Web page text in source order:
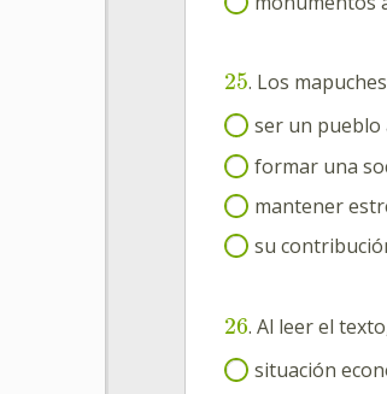
25. Los
ser un pueblo
formar una
mantener
su
26. Al leer el
situación